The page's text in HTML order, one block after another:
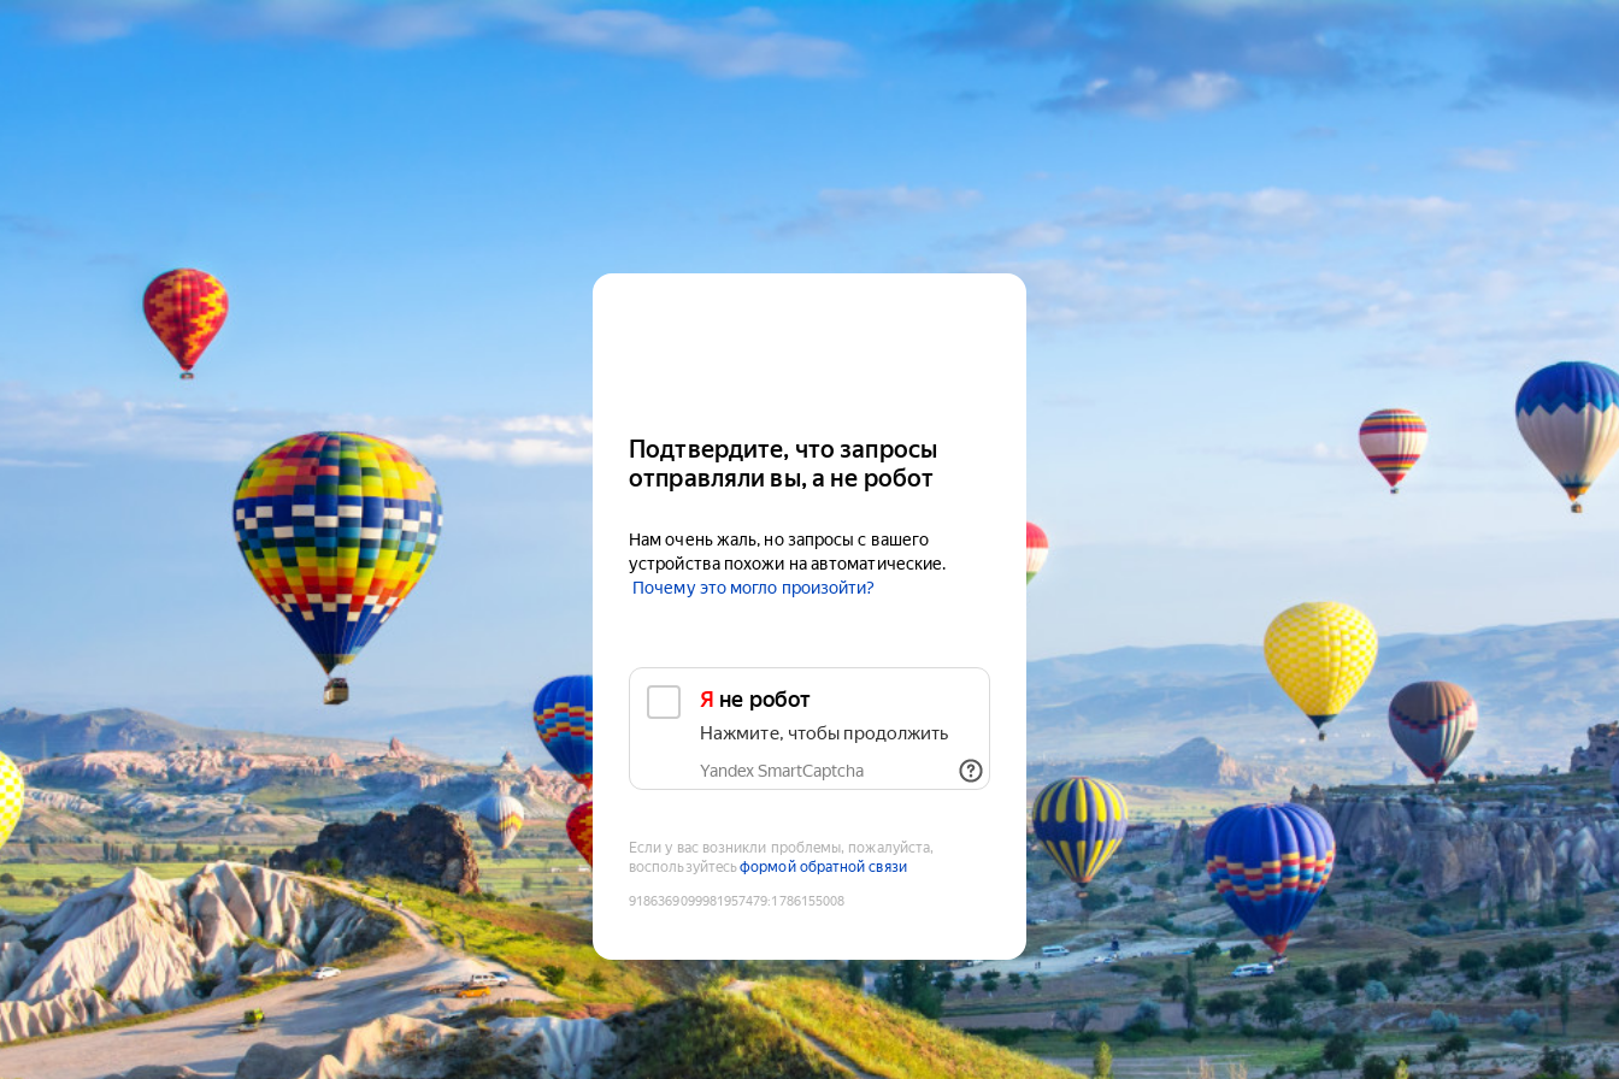
Подтвердите, что запросы
отправляли вы, а не робот
Нам очень жаль, но запросы с вашего
устройства похожи на автоматические.
Почему это могло произойти?
Я не робот
Нажмите, чтобы продолжить
Yandex SmartCaptcha
Если у вас возникли проблемы, пожалуйста,
воспользуйтесьформой обратной связи
9186369099981957479:1786155008